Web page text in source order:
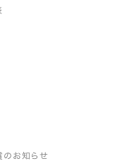
お知らせ